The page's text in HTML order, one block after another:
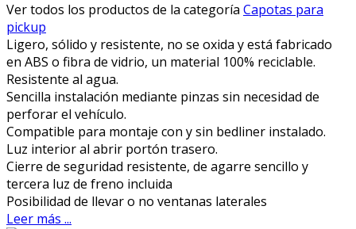
Ver todos los productos de la categoría Capotas para
pickup
Ligero, sólido y resistente, no se oxida y está fabricado
en ABS o fibra de vidrio, un material 100% reciclable.
Resistente al agua.
Sencilla instalación mediante pinzas sin necesidad de
perforar el vehículo.
Compatible para montaje con y sin bedliner instalado.
Luz interior al abrir portón trasero.
Cierre de seguridad resistente, de agarre sencillo y
tercera luz de freno incluida
Posibilidad de llevar o no ventanas laterales
Leer más ...